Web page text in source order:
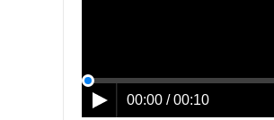
00:00 / 00:10